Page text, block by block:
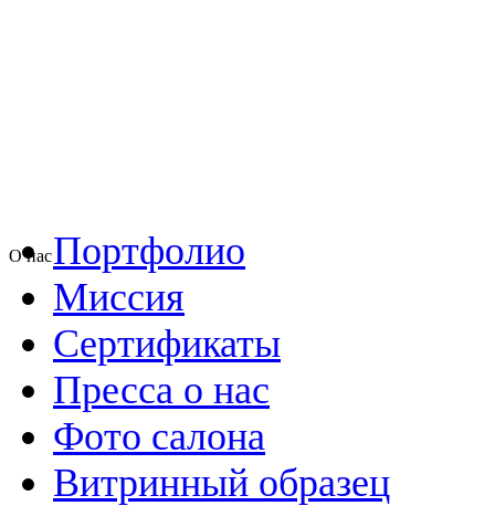
О насПортфолио
Миссия
Сертификаты
Пресса о нас
Фото салона
Витринный образец